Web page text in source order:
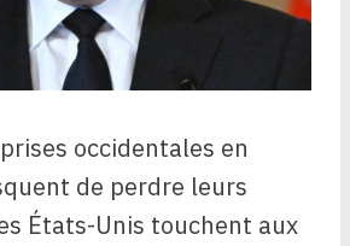
occidentales en
de perdre leurs
États-Unis touchent aux